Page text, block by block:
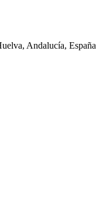
Andalucía, España